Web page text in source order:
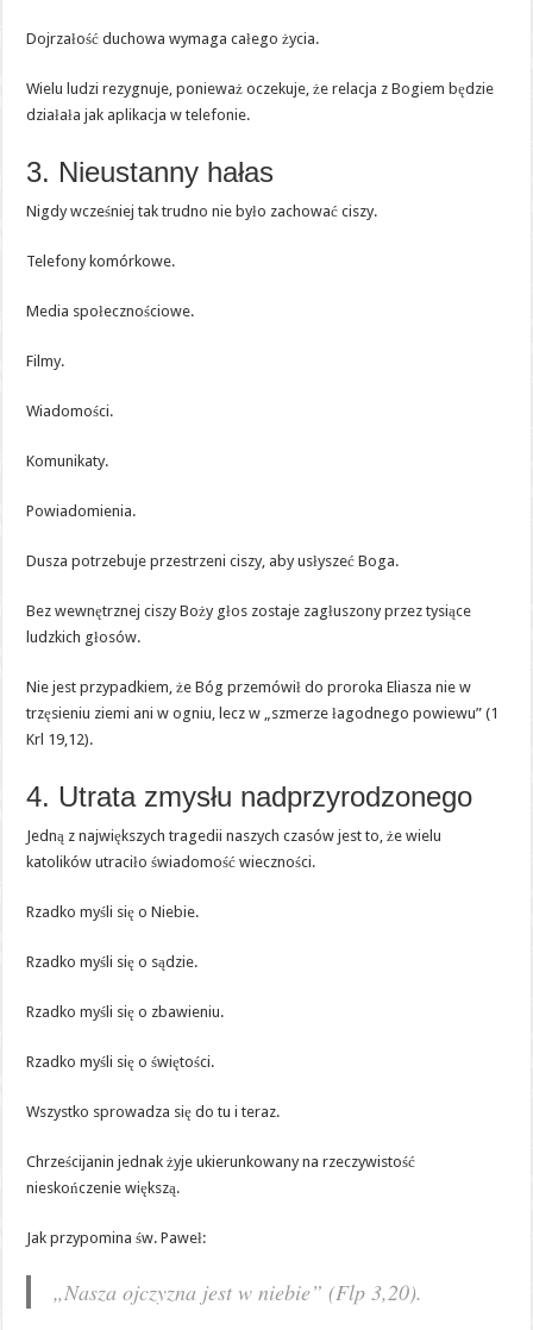
Dojrzałość duchowa wymaga całego życia.
Wielu ludzi rezygnuje, ponieważ oczekuje, że relacja z Bogiem będzie
działała jak aplikacja w telefonie.
3. Nieustanny hałas
Nigdy wcześniej tak trudno nie było zachować ciszy.
Telefony komórkowe.
Media społecznościowe.
Filmy.
Wiadomości.
Komunikaty.
Powiadomienia.
Dusza potrzebuje przestrzeni ciszy, aby usłyszeć Boga.
Bez wewnętrznej ciszy Boży głos zostaje zagłuszony przez tysiące
ludzkich głosów.
Nie jest przypadkiem, że Bóg przemówił do proroka Eliasza nie w
trzęsieniu ziemi ani w ogniu, lecz w „szmerze łagodnego powiewu” (1
Krl 19,12).
4. Utrata zmysłu nadprzyrodzonego
Jedną z największych tragedii naszych czasów jest to, że wielu
katolików utraciło świadomość wieczności.
Rzadko myśli się o Niebie.
Rzadko myśli się o sądzie.
Rzadko myśli się o zbawieniu.
Rzadko myśli się o świętości.
Wszystko sprowadza się do tu i teraz.
Chrześcijanin jednak żyje ukierunkowany na rzeczywistość
nieskończenie większą.
Jak przypomina św. Paweł:
„Nasza ojczyzna jest w niebie” (Flp 3,20).